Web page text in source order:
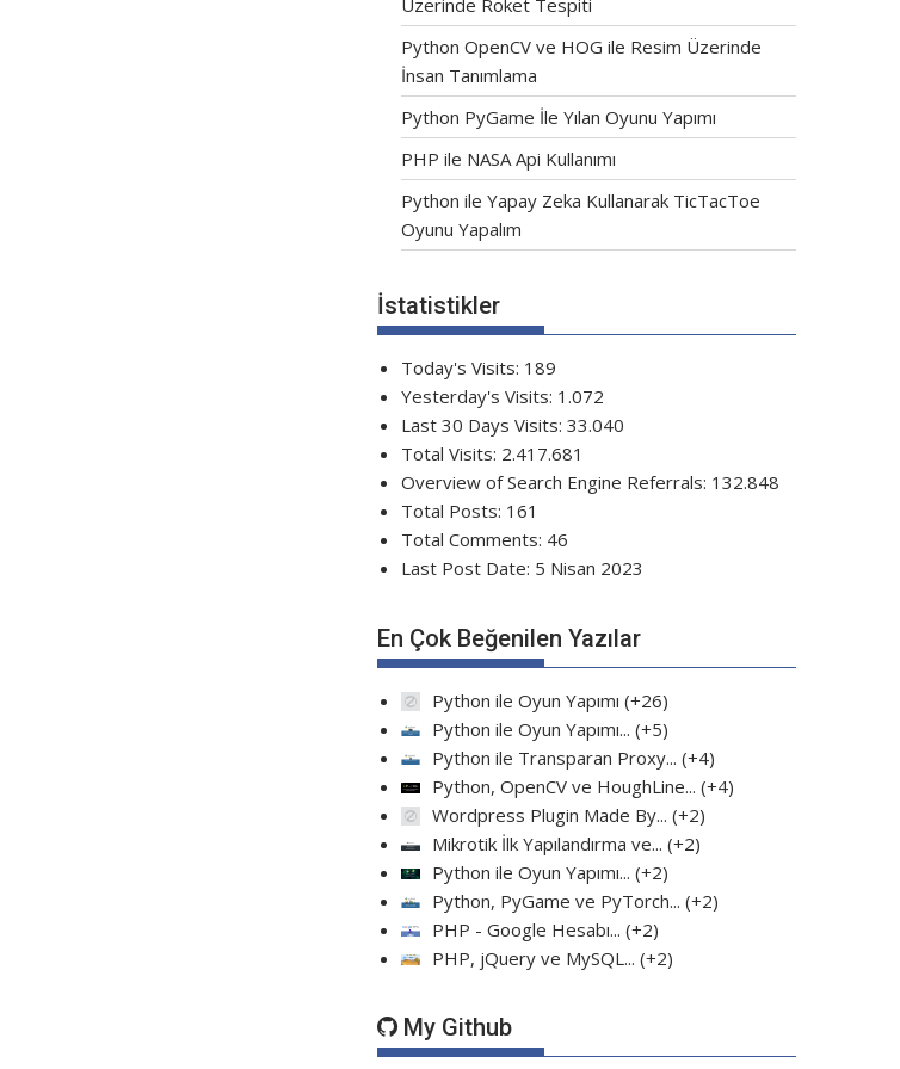
Python OpenCV ve HOG ile Resim Üzerinde
İnsan Tanımlama
Python PyGame İle Yılan Oyunu Yapımı
PHP ile NASA Api Kullanımı
Python ile Yapay Zeka Kullanarak TicTacToe
Oyunu Yapalım
İstatistikler
Today's Visits: 189
Yesterday's Visits: 1.072
Last 30 Days Visits: 33.040
Total Visits: 2.417.681
Overview of Search Engine Referrals: 132.848
Total Posts: 161
Total Comments: 46
Last Post Date: 5 Nisan 2023
En Çok Beğenilen Yazılar
Python ile Oyun Yapımı +26
Python ile Oyun Yapımı... +5
Python ile Transparan Proxy... +4
Python, OpenCV ve HoughLine... +4
Wordpress Plugin Made By... +2
Mikrotik İlk Yapılandırma ve... +2
Python ile Oyun Yapımı... +2
Python, PyGame ve PyTorch... +2
PHP - Google Hesabı... +2
PHP, jQuery ve MySQL... +2
My Github